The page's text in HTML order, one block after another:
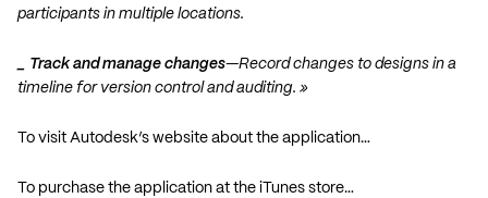
participants in multiple locations.
_ Track and manage changes—Record changes to designs in a
timeline for version control and auditing. »
To visit Autodesk’s website about the application…
To purchase the application at the iTunes store…